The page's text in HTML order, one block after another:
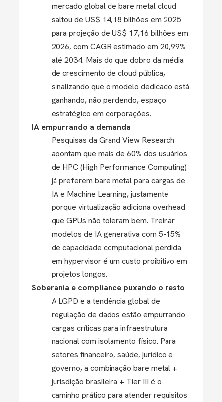
mercado global de bare metal cloud
saltou de US$ 14,18 bilhões em 2025
para projeção de US$ 17,16 bilhões em
2026, com CAGR estimado em 20,99%
até 2034. Mais do que dobro da média
de crescimento de cloud pública,
sinalizando que o modelo dedicado está
ganhando, não perdendo, espaço
estratégico em corporações.
IA empurrando a demanda
Pesquisas da Grand View Research
apontam que mais de 60% dos usuários
de HPC (High Performance Computing)
já preferem bare metal para cargas de
IA e Machine Learning, justamente
porque virtualização adiciona overhead
que GPUs não toleram bem. Treinar
modelos de IA generativa com 5-15%
de capacidade computacional perdida
em hypervisor é um custo proibitivo em
projetos longos.
Soberania e compliance puxando o resto
A LGPD e a tendência global de
regulação de dados estão empurrando
cargas críticas para infraestrutura
nacional com isolamento físico. Para
setores financeiro, saúde, jurídico e
governo, a combinação bare metal +
jurisdição brasileira + Tier III é o
caminho prático para atender requisitos